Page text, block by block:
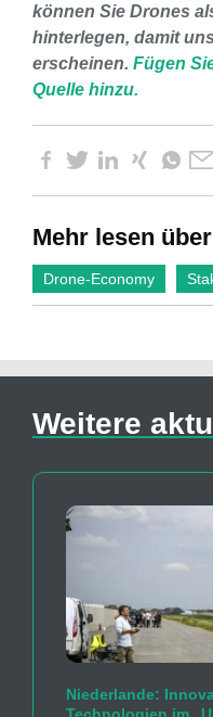
können Sie Drones
hinterlegen, damit
erscheinen. Fügen
Quelle hinzu.
Mehr lesen über
Drone-Economy
Weitere
Niederlande:
Technologien im